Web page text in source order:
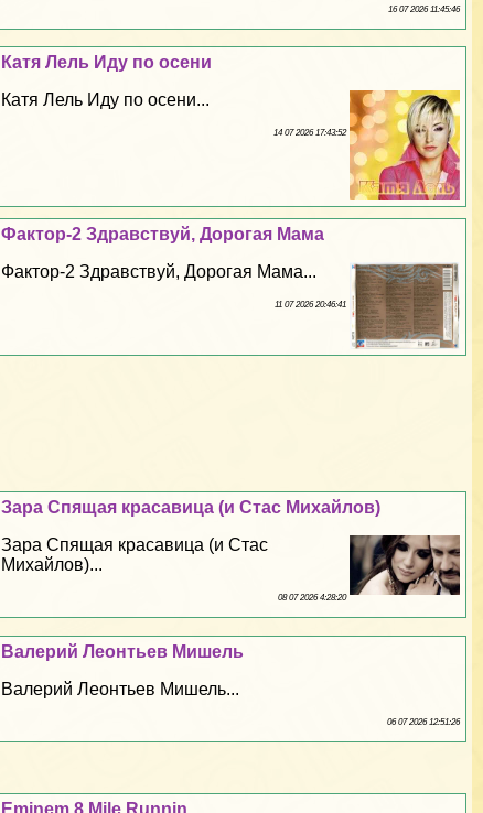
16 07 2026 11:45:46
Катя Лель Иду по осени
Катя Лель Иду по осени...
14 07 2026 17:43:52
Фактор-2 Здравствуй, Дорогая Мама
Фактор-2 Здравствуй, Дорогая Мама...
11 07 2026 20:46:41
Зара Спящая красавица (и Стас Михайлов)
Зара Спящая красавица (и Стас
Михайлов)...
08 07 2026 4:28:20
Валерий Леонтьев Мишель
Валерий Леонтьев Мишель...
06 07 2026 12:51:26
Eminem 8 Mile Runnin